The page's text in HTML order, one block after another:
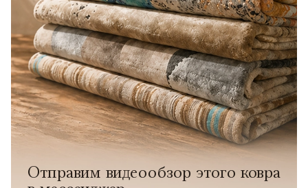
Отправим видеообзор этого ковра